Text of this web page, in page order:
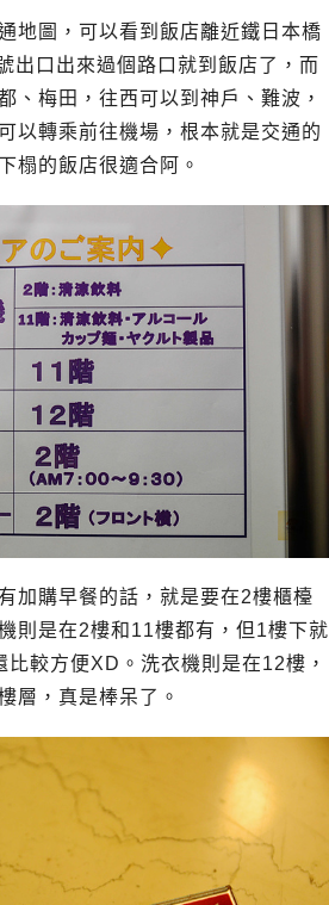
地圖，可以看到飯店離近鐵日本橋
出口出來過個路口就到飯店了，而
、梅田，往西可以到神戶、難波，
以轉乘前往機場，根本就是交通的
榻的飯店很適合阿。
加購早餐的話，就是要在2樓櫃檯
則是在2樓和11樓都有，但1樓下就
較方便XD。洗衣機則是在12樓，
層，真是棒呆了。